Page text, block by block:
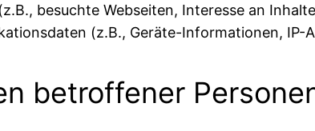
besuchte Webseiten, Interesse an
(z.B., Geräte-Informationen, IP-
betroffener